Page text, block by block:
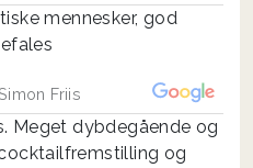
mennesker, god
Simon Friis
Meget dybdegående og
og